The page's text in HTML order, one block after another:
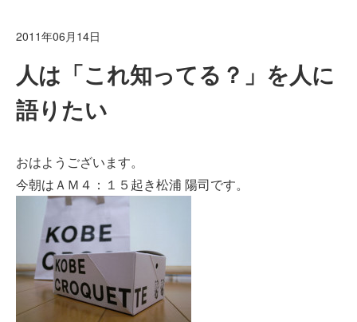
2011年06月14日
人は「これ知ってる？」を人に
語りたい
おはようございます。
今朝はＡＭ４：１５起き松浦 陽司です。